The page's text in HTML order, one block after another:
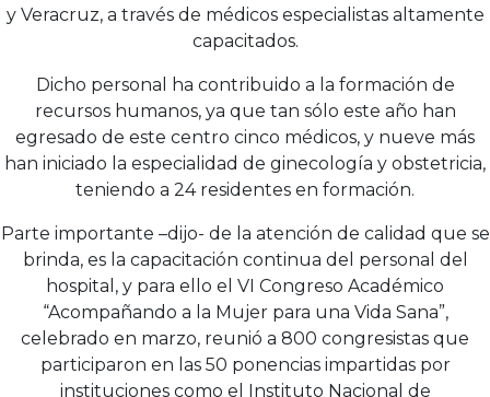
y Veracruz, a través de médicos especialistas altamente
capacitados.
Dicho personal ha contribuido a la formación de
recursos humanos, ya que tan sólo este año han
egresado de este centro cinco médicos, y nueve más
han iniciado la especialidad de ginecología y obstetricia,
teniendo a 24 residentes en formación.
Parte importante –dijo- de la atención de calidad que se
brinda, es la capacitación continua del personal del
hospital, y para ello el VI Congreso Académico
“Acompañando a la Mujer para una Vida Sana”,
celebrado en marzo, reunió a 800 congresistas que
participaron en las 50 ponencias impartidas por
instituciones como el Instituto Nacional de